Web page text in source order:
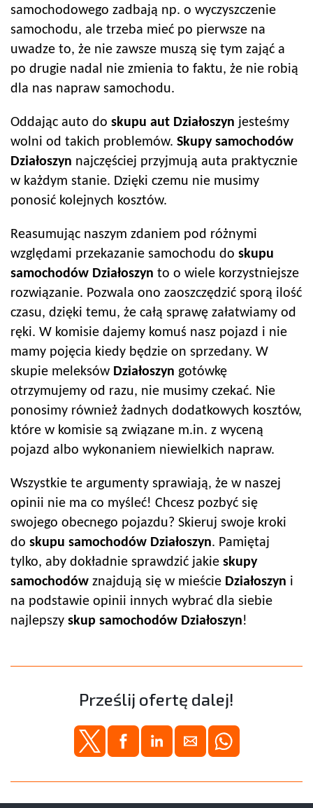
samochodowego zadbają np. o wyczyszczenie
samochodu, ale trzeba mieć po pierwsze na
uwadze to, że nie zawsze muszą się tym zająć a
po drugie nadal nie zmienia to faktu, że nie robią
dla nas napraw samochodu.
Oddając auto do skupu aut Działoszyn jesteśmy
wolni od takich problemów. Skupy samochodów
Działoszyn najczęściej przyjmują auta praktycznie
w każdym stanie. Dzięki czemu nie musimy
ponosić kolejnych kosztów.
Reasumując naszym zdaniem pod różnymi
względami przekazanie samochodu do skupu
samochodów Działoszyn to o wiele korzystniejsze
rozwiązanie. Pozwala ono zaoszczędzić sporą ilość
czasu, dzięki temu, że całą sprawę załatwiamy od
ręki. W komisie dajemy komuś nasz pojazd i nie
mamy pojęcia kiedy będzie on sprzedany. W
skupie meleksów Działoszyn gotówkę
otrzymujemy od razu, nie musimy czekać. Nie
ponosimy również żadnych dodatkowych kosztów,
które w komisie są związane m.in. z wyceną
pojazd albo wykonaniem niewielkich napraw.
Wszystkie te argumenty sprawiają, że w naszej
opinii nie ma co myśleć! Chcesz pozbyć się
swojego obecnego pojazdu? Skieruj swoje kroki
do skupu samochodów Działoszyn. Pamiętaj
tylko, aby dokładnie sprawdzić jakie skupy
samochodów znajdują się w mieście Działoszyn i
na podstawie opinii innych wybrać dla siebie
najlepszy skup samochodów Działoszyn!
Prześlij ofertę dalej!